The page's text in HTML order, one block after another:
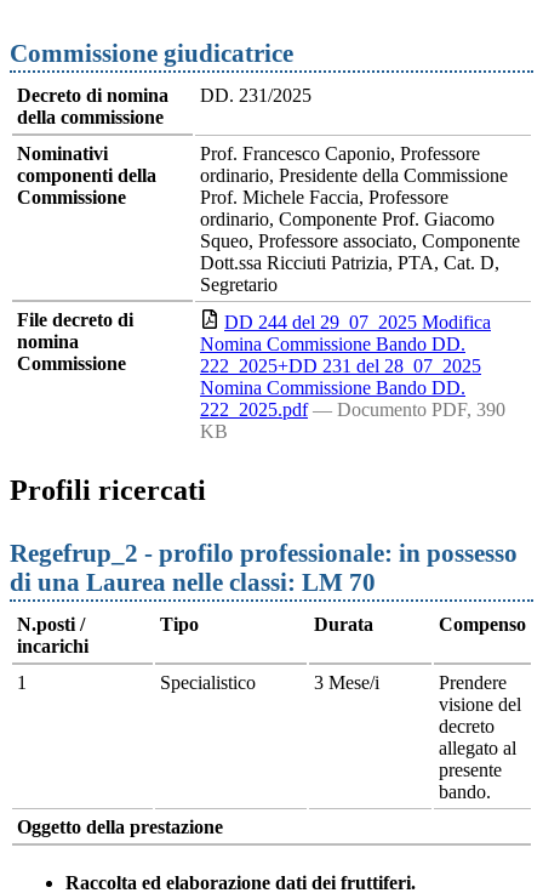
Commissione giudicatrice
Decreto di nomina
della commissione
DD. 231/2025
Nominativi
componenti della
Commissione
Prof. Francesco Caponio, Professore
ordinario, Presidente della Commissione
Prof. Michele Faccia, Professore
ordinario, Componente Prof. Giacomo
Squeo, Professore associato, Componente
Dott.ssa Ricciuti Patrizia, PTA, Cat. D,
Segretario
File decreto di
nomina
Commissione
DD 244 del 29_07_2025 Modifica
Nomina Commissione Bando DD.
222_2025+DD 231 del 28_07_2025
Nomina Commissione Bando DD.
222_2025.pdf — Documento PDF, 390
KB
Profili ricercati
Regefrup_2 - profilo professionale: in possesso
di una Laurea nelle classi: LM 70
N.posti /
incarichi
Tipo Durata Compenso
1 Specialistico 3 Mese/i
Prendere
visione del
decreto
allegato al
presente
bando.
Oggetto della prestazione
Raccolta ed elaborazione dati dei fruttiferi.